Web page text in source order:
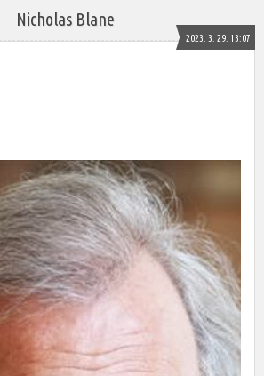
Nicholas Blane
2023. 3. 29. 13:07